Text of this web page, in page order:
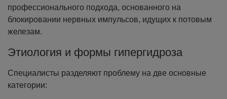
профессионального подхода, основанного на
блокировании нервных импульсов, идущих к потовым
железам.
Этиология и формы гипергидроза
Специалисты разделяют проблему на две основные
категории: